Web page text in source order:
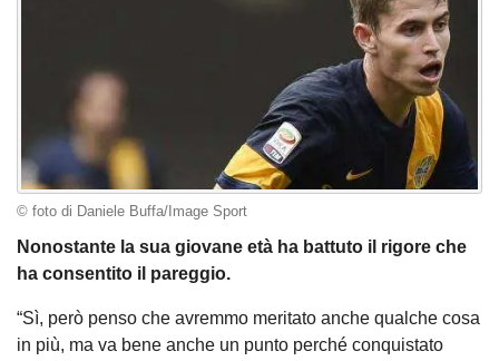
© foto di Daniele Buffa/Image Sport
Nonostante la sua giovane età ha battuto il rigore che
ha consentito il pareggio.
“Sì, però penso che avremmo meritato anche qualche cosa
in più, ma va bene anche un punto perché conquistato